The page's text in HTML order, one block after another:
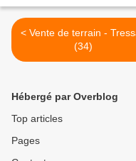
< Vente de terrain - Tressan
(34)
Hébergé par Overblog
Top articles
Pages